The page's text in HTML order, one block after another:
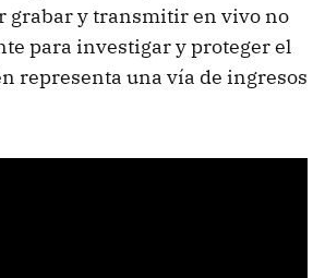
grabar y transmitir en vivo no
para investigar y proteger el
representa una vía de ingresos